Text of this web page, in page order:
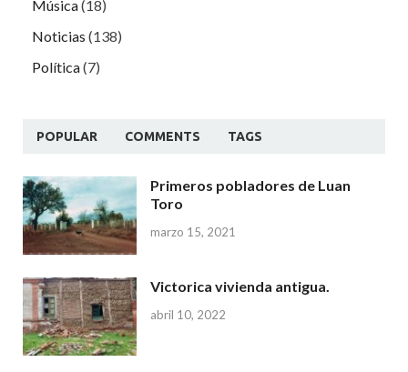
Música(18)
Noticias (138)
Política(7)
POPULAR COMMENTS TAGS
Primeros pobladores de Luan
Toro
marzo 15, 2021
Victorica vivienda antigua.
abril 10, 2022